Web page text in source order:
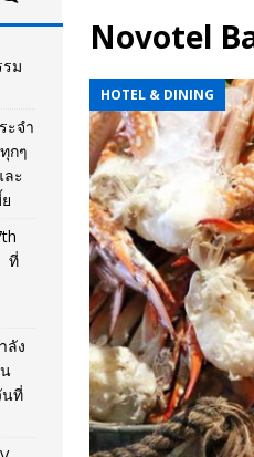
รปฐมส้มไม่แผ่ว แต่บ้านใหญ่ผนึกกำลัง สกัด!!
เอง
PR NEWS
i-Motor เปิดตัว BREEZE ปักธงผู้นำ EV สอ
ปิดตัวโครงการ ต้นแบบนวัตกรรมอาหารสุข
Novotel
HOTEL & DINING
ม
ะจำ
กๆ
ละ
ที่
ลัง
นที่